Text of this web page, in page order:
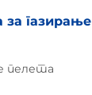
газирање
пелета